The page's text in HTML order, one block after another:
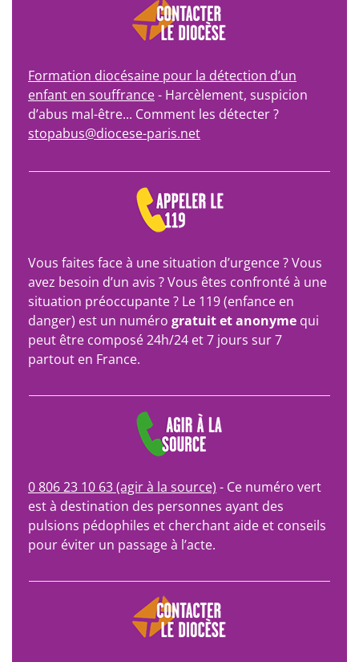
Formation diocésaine pour la détection d’un
enfant en souffrance- Harcèlement, suspicion
d’abus mal-être... Comment les détecter ?
stopabus@diocese-paris.net
Vous faites face à une situation d’urgence ? Vous
avez besoin d’un avis ? Vous êtes confronté à une
situation préoccupante ? Le 119 (enfance en
danger) est un numéro gratuit et anonyme qui
peut être composé 24h/24 et 7 jours sur 7
partout en France.
0 806 23 10 63 (agir à la source) - Ce numéro vert
est à destination des personnes ayant des
pulsions pédophiles et cherchant aide et conseils
pour éviter un passage à l’acte.